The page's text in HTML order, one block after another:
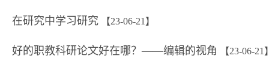
在研究中学习研究 【23-06-21】
好的职教科研论文好在哪？——编辑的视角 【23-06-21